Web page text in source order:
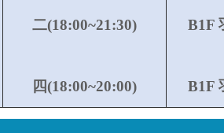
二(18:00~21:30)
四(18:00~20:00)
B1F
B1F